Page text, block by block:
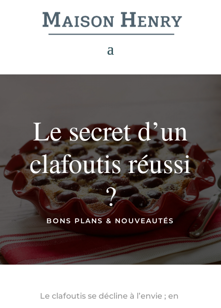
Le secret d’un
clafoutis réussi
?
BONS PLANS & NOUVEAUTÉS
Le clafoutis se décline à l’envie ; en